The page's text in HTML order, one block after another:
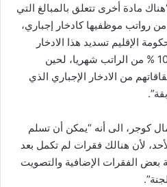
مادة أخرى تتعلق بالمبالغ التي
رواتب موظفيها كادخار إجباري،
الإقليم تسديد هذا الادخار
وإعادته إلى الموظفين ونسبته 10 % من الراتب شهريا، لحين
من الادخار الإجباري الذي
كوجر، الى أنه “يمكن أن تسلم
لأن هنالك فقرات لم تكمل بعد
بعض الفقرات الإضافية والتصويت